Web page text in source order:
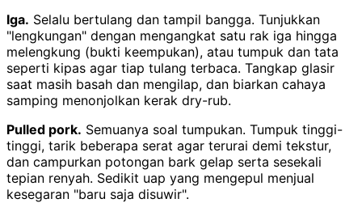
Iga. Selalu bertulang dan tampil bangga. Tunjukkan
"lengkungan" dengan mengangkat satu rak iga hingga
melengkung (bukti keempukan), atau tumpuk dan tata
seperti kipas agar tiap tulang terbaca. Tangkap glasir
saat masih basah dan mengilap, dan biarkan cahaya
samping menonjolkan kerak dry-rub.
Pulled pork. Semuanya soal tumpukan. Tumpuk tinggi-
tinggi, tarik beberapa serat agar terurai demi tekstur,
dan campurkan potongan bark gelap serta sesekali
tepian renyah. Sedikit uap yang mengepul menjual
kesegaran "baru saja disuwir".